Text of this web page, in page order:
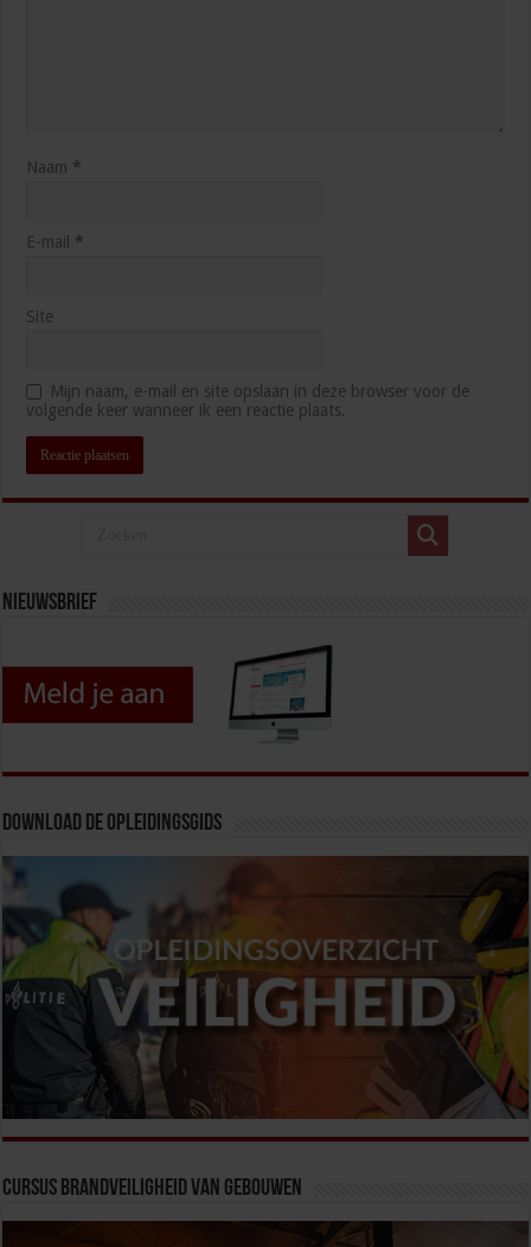
Naam *
E-mail *
Site
Mijn naam, e-mail en site opslaan in deze browser voor de
volgende keer wanneer ik een reactie plaats.
Nieuwsbrief
Download de opleidingsgids
Cursus Brandveiligheid van Gebouwen